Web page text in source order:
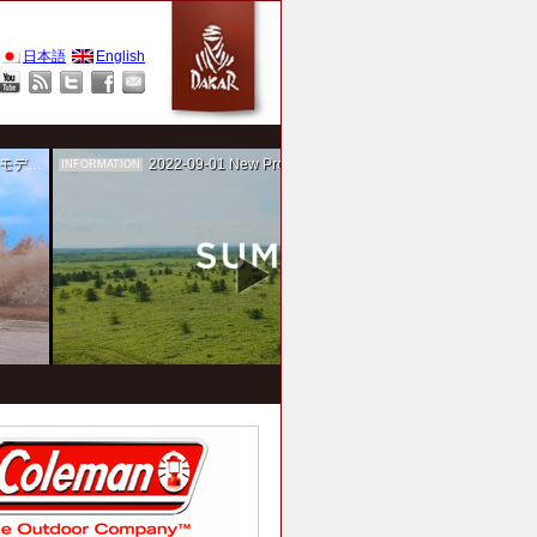
日本語 English
担当 INFORMATION 2022-09-01 New Project！ 未来SUMIKA実験箱